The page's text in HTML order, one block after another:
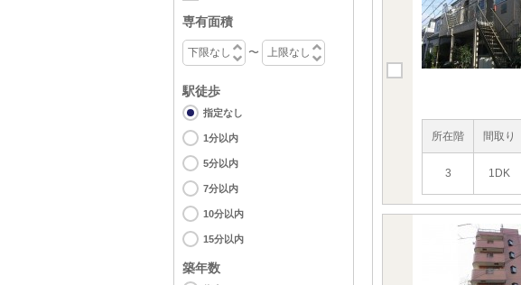
所在階 間取り
3 1DK
専有面積
〜
駅徒歩
指定なし
1分以内
5分以内
7分以内
10分以内
15分以内
築年数